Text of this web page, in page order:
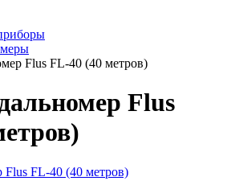
Flus FL-40 (40 метров)
Flus